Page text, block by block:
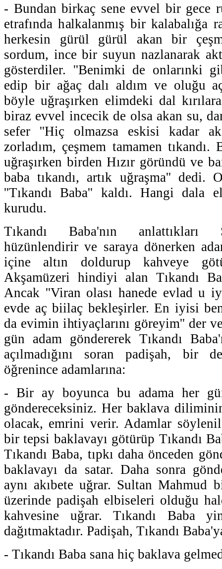
- Bundan birkaç sene evvel bir gece
etrafında halkalanmış bir kalabalığa
herkesin gürül gürül akan bir
sordum, ince bir suyun nazlanarak
gösterdiler. ''Benimki de onlarınki
edip bir ağaç dalı aldım ve oluğu
böyle uğraşırken elimdeki dal
biraz evvel incecik de olsa akan su,
sefer ''Hiç olmazsa eskisi kadar
zorladım, çeşmem tamamen
uğraşırken birden Hızır göründü ve
baba tıkandı, artık uğraşma'' dedi.
''Tıkandı Baba'' kaldı. Hangi dala
kurudu.
Tıkandı Baba'nın anlattıkları
hüzünlendirir ve saraya dönerken
içine altın doldurup kahveye
Akşamüzeri hindiyi alan Tıkandı
Ancak ''Viran olası hanede evlad u
evde aç biilaç bekleşirler. En iyisi
da evimin ihtiyaçlarını göreyim'' der
gün adam göndererek Tıkandı
açılmadığını soran padişah, bir
öğrenince adamlarına:
- Bir ay boyunca bu adama her
göndereceksiniz. Her baklava
olacak, emrini verir. Adamlar
bir tepsi baklavayı götürüp Tıkandı
Tıkandı Baba, tıpkı daha önceden
baklavayı da satar. Daha sonra
aynı akıbete uğrar. Sultan Mahmud
üzerinde padişah elbiseleri olduğu
kahvesine uğrar. Tıkandı Baba
dağıtmaktadır. Padişah, Tıkandı
- Tıkandı Baba sana hiç baklava